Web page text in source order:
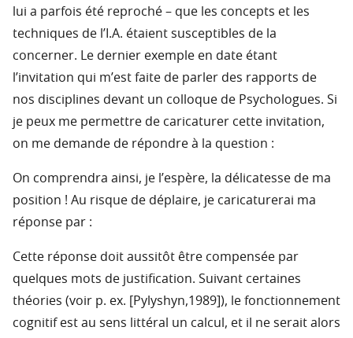
lui a parfois été reproché – que les concepts et les
techniques de l’I.A. étaient susceptibles de la
concerner. Le dernier exemple en date étant
l’invitation qui m’est faite de parler des rapports de
nos disciplines devant un colloque de Psychologues. Si
je peux me permettre de caricaturer cette invitation,
on me demande de répondre à la question :
On comprendra ainsi, je l’espère, la délicatesse de ma
position ! Au risque de déplaire, je caricaturerai ma
réponse par :
Cette réponse doit aussitôt être compensée par
quelques mots de justification. Suivant certaines
théories (voir p. ex. [Pylyshyn,1989]), le fonctionnement
cognitif est au sens littéral un calcul, et il ne serait alors